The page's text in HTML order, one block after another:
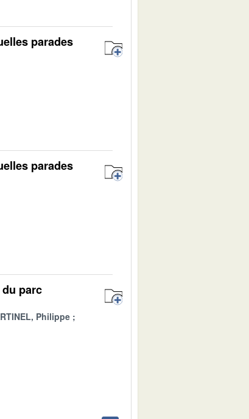
parades
parades
parc
Philippe